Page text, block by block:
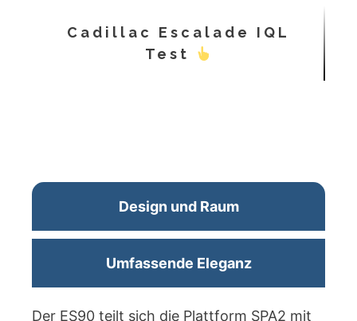
Cadillac Escalade IQL
Test
Design und Raum
Umfassende Eleganz
Der ES90 teilt sich die Plattform SPA2 mit